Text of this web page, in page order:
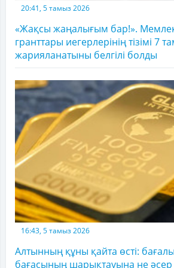
20:41, 5 тамыз 2026
«Жақсы жаңалығым бар!».
гранттары иегерлерінің тізімі 7
жарияланатыны белгілі болды
16:43, 5 тамыз 2026
Алтынның құны қайта өсті:
бағасының шарықтауына не әсер